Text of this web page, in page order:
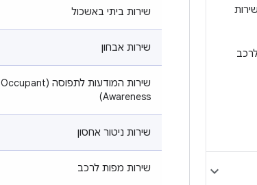
שירות ביתי באשכול
שירות אבחון
שירות המודעות לתפוסה (Occupant
Awareness)
שירות ניטור אחסון
שירות מפות לרכב